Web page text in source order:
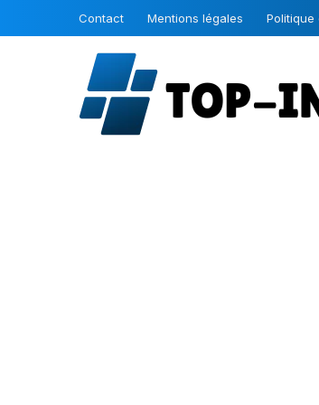
Contact Mentions légales